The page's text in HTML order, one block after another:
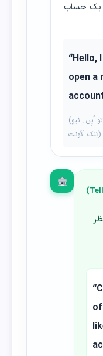
یک حساب
“Hello,
open a
(تلفظ: هِلو، آی وود لایک تو اُپِن اِ نیو
بَنک اَکَونت)